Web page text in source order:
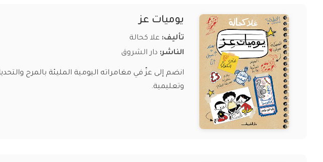
يوميات عز
تأليف: علا كحالة
الناشر: دار الشروق
انضم إلى عزّ في مغامراته اليومية المليئة بالمرح
وتعليمية.